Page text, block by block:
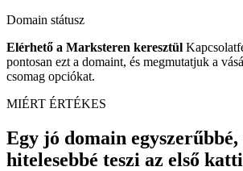
Domain státusz
Elérhető a Marksteren keresztül
pontosan ezt a domaint, és megmutatjuk a
csomag opciókat.
MIÉRT ÉRTÉKES
Egy jó domain egyszerűbbé,
hitelesebbé teszi az első